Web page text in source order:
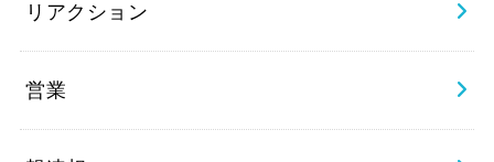
リアクション
営業